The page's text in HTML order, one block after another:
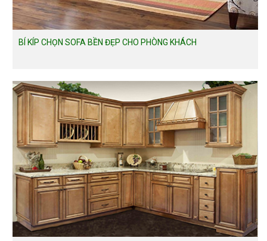
BÍ KÍP CHỌN SOFA BỀN ĐẸP CHO PHÒNG KHÁCH